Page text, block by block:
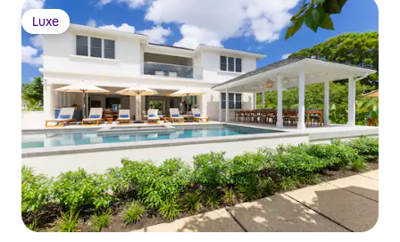
Luxe
Luxe